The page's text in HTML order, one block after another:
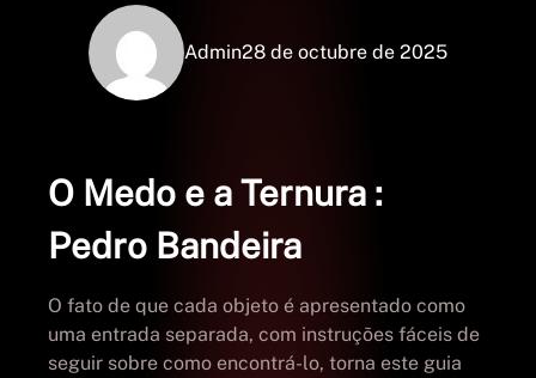
Admin28 de octubre de 2025
O Medo e a Ternura :
Pedro Bandeira
O fato de que cada objeto é apresentado como
uma entrada separada, com instruções fáceis de
seguir sobre como encontrá-lo, torna este guia